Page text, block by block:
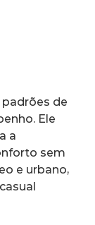
de
Ele
a
sem
e urbano,